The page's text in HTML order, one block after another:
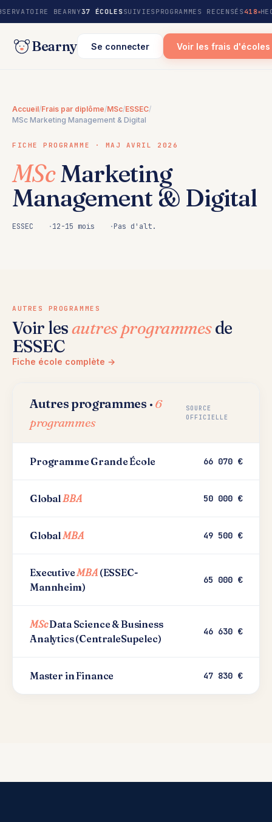
contenu BEARNY37 ÉCOLESSUIVIES PROGRAMMES RECENSÉS418
Bearny Se connecter Voir les frais d'écoles
Accueil/Frais par diplôme/MSc/ESSEC/
MSc Marketing Management & Digital
FICHE PROGRAMME · MAJ AVRIL 2026
MScMarketing
Management & Digital
ESSEC 12-15 mois Pas d'alt.
AUTRES PROGRAMMES
Voir lesautres programmesde
ESSEC
Fiche école complète →
Autres programmes · 6
programmes
SOURCE
OFFICIELLE
Programme Grande École 66 070 €
GlobalBBA 50 000 €
GlobalMBA 49 500 €
ExecutiveMBA(ESSEC-
Mannheim)
65 000 €
MScData Science & Business
Analytics (CentraleSupelec)
46 630 €
Master in Finance 47 830 €